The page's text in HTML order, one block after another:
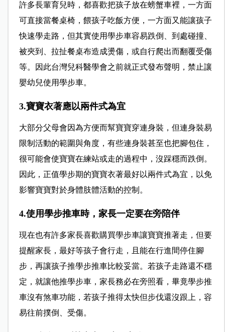
許多長輩育兒時，都喜歡把孩子放在螃蟹車裡，一方面
可直接當餐桌椅，餵孩子吃飯方便，一方面又能讓孩子
快速學走路，但其實使用學步車容易跌倒、到處碰撞、
被夾到、拉扯餐桌布造成燙傷，或自行爬出而翻覆受傷
等。因此台灣兒科醫學會之前就正式發布聲明，禁止讓
嬰幼兒使用學步車。
3.寶寶衣著應以兩件式為宜
大部分父母會因為方便而幫寶寶穿連身裝，但連身裝易
限制活動的範圍與角度，有些連身裝甚至也把腳包住，
很可能會使寶寶在練站或走的過程中，沒踩穩而跌倒。
因此，正值學步期的寶寶衣著最好以兩件式為宜，以免
影響寶寶對於身體肢體活動的控制。
4.使用學步推車時，家長一定要在旁陪伴
現在也有許多家長喜歡購買學步車讓寶寶推著走，但要
提醒家長，最好等孩子會行走，且能在行進間停住腳
步，再讓孩子推學步推車比較妥當。若孩子走路還不穩
定，就讓他推學步車，家長務必在旁照看，畢竟學步推
車沒有煞車功能，若孩子推得太快但步伐還沒跟上，容
易往前撲倒、受傷。